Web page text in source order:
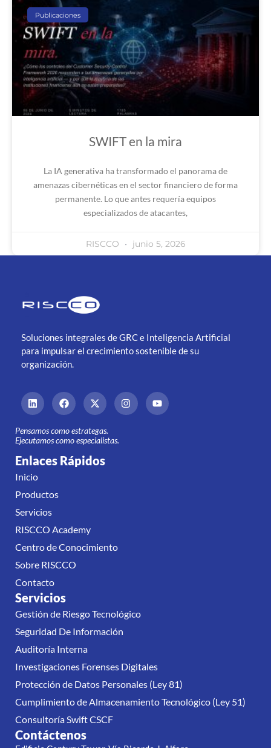
Publicaciones
SWIFT en la mira
La IA generativa ha transformado el panorama de
amenazas cibernéticas en el sector financiero de forma
permanente. Lo que antes requería equipos
especializados de atacantes,
RISCCO junio 5, 2026
Soluciones integrales de GRC e Inteligencia Artificial
para impulsar el crecimiento sostenible de su
organización.
Pensamos como estrategas.
Ejecutamos como especialistas.
Enlaces Rápidos
Inicio
Productos
Servicios
RISCCO Academy
Centro de Conocimiento
Sobre RISCCO
Contacto
Servicios
Gestión de Riesgo Tecnológico
Seguridad De Información
Auditoría Interna
Investigaciones Forenses Digitales
Protección de Datos Personales (Ley 81)
Cumplimiento de Almacenamiento Tecnológico (Ley 51)
Consultoría Swift CSCF
Contáctenos